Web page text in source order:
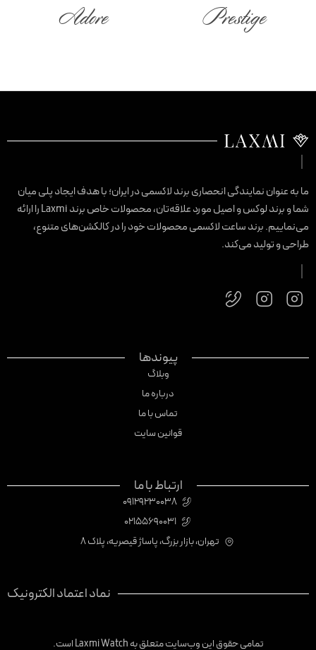
Prestige
Adore
به عنوان نمایندگی انحصاری برند لاکسمی در ایران؛ با هدف ایجاد پلی میان
شما و برند لوکس و اصیل مورد علاقه‌تان، محصولات خاص برند Laxmi را ارائه
برند ساعت لاکسمی محصولات خود را در کالکشن‌های متنوع،
و تولید می‌کند.
پیوندها
وبلاگ
درباره ما
تماس با ما
قوانین سایت
ارتباط با ما
09129230038
02155690031
تهران، بازار بزرگ، پاساژ قیصریه، پلاک 8
نماد اعتماد الکترونیک
تمامی حقوق این وب‌سایت متعلق به Laxmi Watch است.